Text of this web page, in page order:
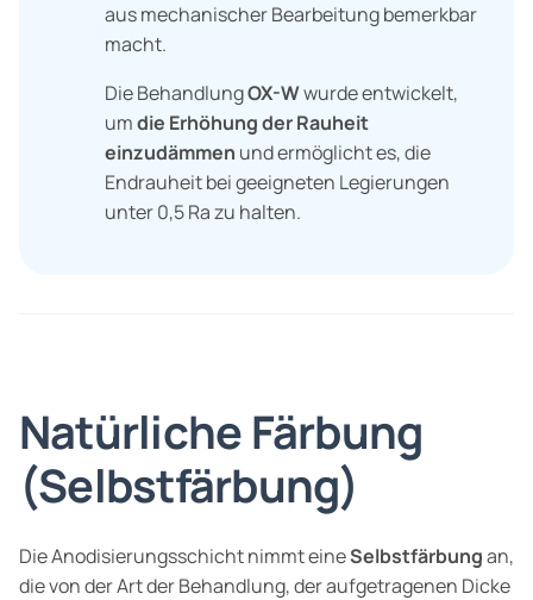
aus mechanischer Bearbeitung bemerkbar
macht.
Die BehandlungOX-Wwurde entwickelt,
umdie Erhöhung der Rauheit
einzudämmen und ermöglicht es, die
Endrauheit bei geeigneten Legierungen
unter 0,5 Ra zu halten.
Natürliche Färbung
(Selbstfärbung)
Die Anodisierungsschicht nimmt eineSelbstfärbungan,
die von der Art der Behandlung, der aufgetragenen Dicke